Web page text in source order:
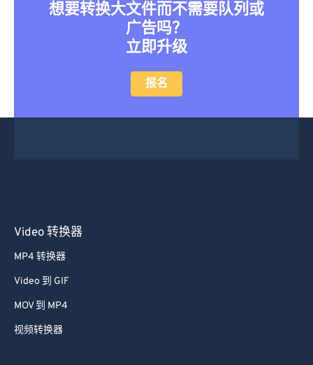
想要转换大文件而不需要队列或
广告吗？
立即升级
报名
Video 转换器
MP4 转换器
Video 到 GIF
MOV 到 MP4
视频转换器